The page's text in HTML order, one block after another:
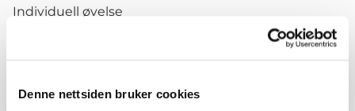
Denne nettsiden bruker cookies
Individuell øvelse
1-20 repetisjoner. Tenk alltid "Kvalitet over kvantitet"
- der kvaliteten (god kroppskontrol og stor fart) i
repetisjoner. Øvelsen kan trenes daglig.